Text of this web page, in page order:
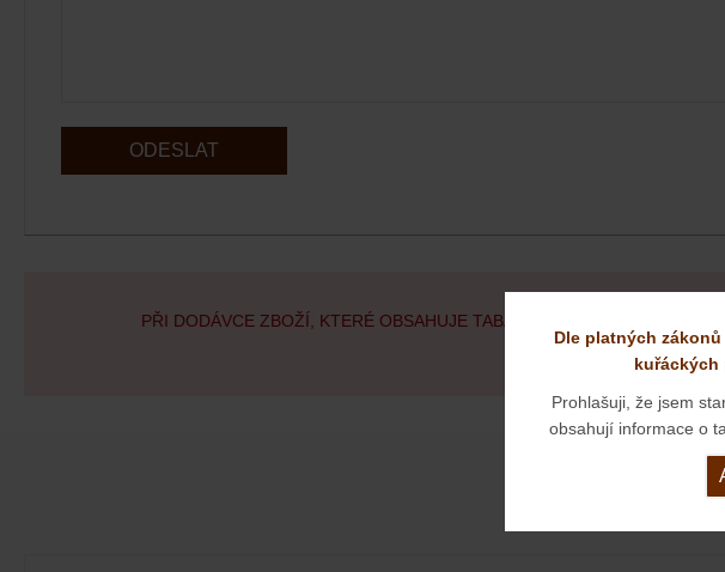
ODESLAT
PŘI DODÁVCE ZBOŽÍ, KTERÉ OBSAHUJE TABÁKOVÝ VÝROBEK, MUSÍ
Dle platných
kuřáckých
Prohlašuji, že jsem
obsahují informace o